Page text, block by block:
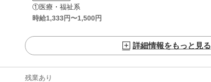
①医療・福祉系
時給1,333円〜1,500円
詳細情報をもっと見る
残業あり